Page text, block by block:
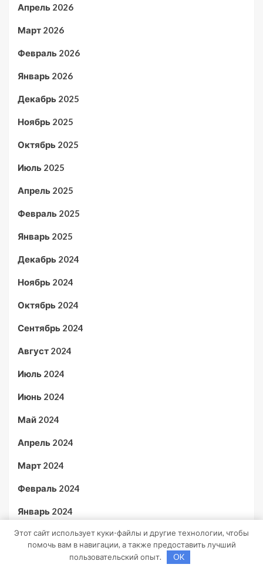
Апрель 2026
Март 2026
Февраль 2026
Январь 2026
Декабрь 2025
Ноябрь 2025
Октябрь 2025
Июль 2025
Апрель 2025
Февраль 2025
Январь 2025
Декабрь 2024
Ноябрь 2024
Октябрь 2024
Сентябрь 2024
Август 2024
Июль 2024
Июнь 2024
Май 2024
Апрель 2024
Март 2024
Февраль 2024
Январь 2024
Декабрь 2023
Ноябрь 2023
Этот сайт использует куки-файлы и другие технологии, чтобы
помочь вам в навигации, а также предоставить лучший
пользовательский опыт.
OK